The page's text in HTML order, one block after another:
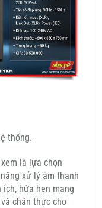
thống.
là lựa chọn
xử lý âm thanh
hứa hẹn mang
chân thực cho